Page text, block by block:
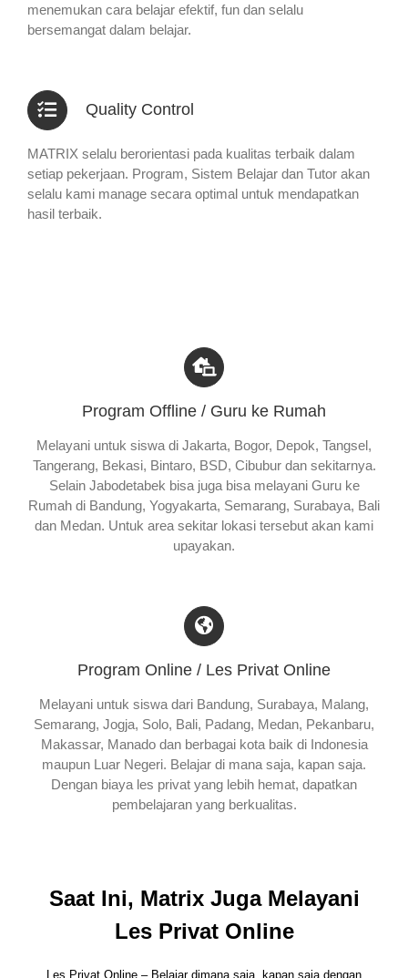
menemukan cara belajar efektif, fun dan selalu
bersemangat dalam belajar.
Quality Control
MATRIX selalu berorientasi pada kualitas terbaik dalam
setiap pekerjaan. Program, Sistem Belajar dan Tutor akan
selalu kami manage secara optimal untuk mendapatkan
hasil terbaik.
Program Offline / Guru ke Rumah
Melayani untuk siswa di Jakarta, Bogor, Depok, Tangsel,
Tangerang, Bekasi, Bintaro, BSD, Cibubur dan sekitarnya.
Selain Jabodetabek bisa juga bisa melayani Guru ke
Rumah di Bandung, Yogyakarta, Semarang, Surabaya, Bali
dan Medan. Untuk area sekitar lokasi tersebut akan kami
upayakan.
Program Online / Les Privat Online
Melayani untuk siswa dari Bandung, Surabaya, Malang,
Semarang, Jogja, Solo, Bali, Padang, Medan, Pekanbaru,
Makassar, Manado dan berbagai kota baik di Indonesia
maupun Luar Negeri. Belajar di mana saja, kapan saja.
Dengan biaya les privat yang lebih hemat, dapatkan
pembelajaran yang berkualitas.
Saat Ini, Matrix Juga Melayani
Les Privat Online
Les Privat Online – Belajar dimana saja, kapan saja dengan